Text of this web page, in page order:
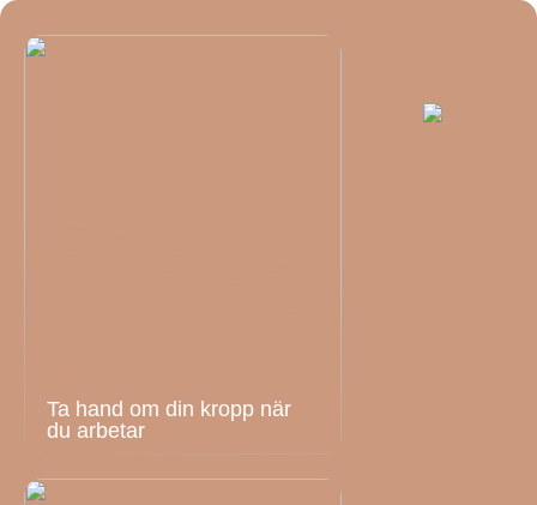
Ta hand om din kropp när
du arbetar